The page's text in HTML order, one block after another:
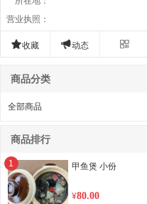
营业执照 ：
收藏 动态 
商品分类
全部商品
商品排行
1 甲鱼煲 小份
¥80.00